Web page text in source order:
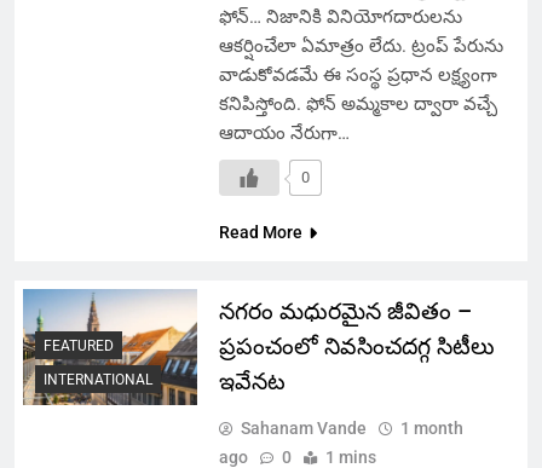
ఫోన్… నిజానికి వినియోగదారులను
ఆకర్షించేలా ఏమాత్రం లేదు. ట్రంప్ పేరును
వాడుకోవడమే ఈ సంస్థ ప్రధాన లక్ష్యంగా
కనిపిస్తోంది. ఫోన్ అమ్మకాల ద్వారా వచ్చే
ఆదాయం నేరుగా…
0
Read More
FEATURED
INTERNATIONAL
నగరం మధురమైన జీవితం –
ప్రపంచంలో నివసించదగ్గ సిటీలు
ఇవేనట
Sahanam Vande
1 month
ago
0 1 mins